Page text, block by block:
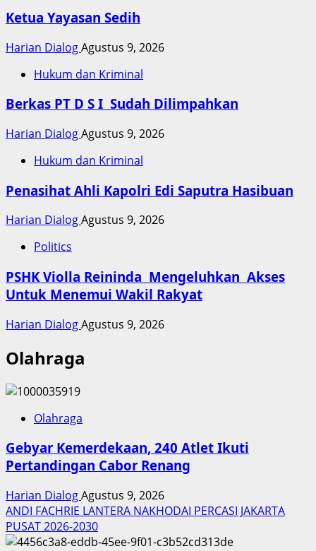
Ketua Yayasan Sedih
Harian DialogAgustus 9, 2026
Hukum dan Kriminal
Berkas PT D S I Sudah Dilimpahkan
Harian DialogAgustus 9, 2026
Hukum dan Kriminal
Penasihat Ahli Kapolri Edi Saputra Hasibuan
Harian DialogAgustus 9, 2026
Politics
PSHK Violla Reininda Mengeluhkan Akses
Untuk Menemui Wakil Rakyat
Harian DialogAgustus 9, 2026
Olahraga
Olahraga
Gebyar Kemerdekaan, 240 Atlet Ikuti
Pertandingan Cabor Renang
Harian DialogAgustus 9, 2026
ANDI FACHRIE LANTERA NAKHODAI PERCASI JAKARTA
PUSAT 2026-2030